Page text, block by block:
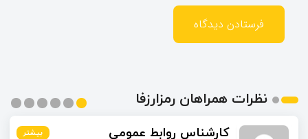
نظرات همراهان رمزارزفا
بیشتر محمدی بیشتر
بیشتر
بیشتر
بیشتر
بیشتر